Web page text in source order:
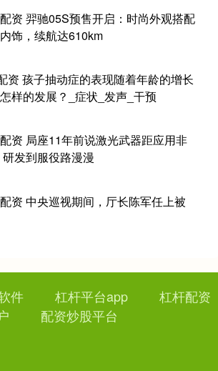
资 羿驰05S预售开启：时尚外观搭配
饰，续航达610km
资 孩子抽动症的表现随着年龄的增长
样的发展？_症状_发声_干预
资 局座11年前说激光武器距应用非
发到服役路漫漫
资 中央巡视期间，厅长陈军任上被
件 杠杆平台app
杠杆配资
配资炒股平台